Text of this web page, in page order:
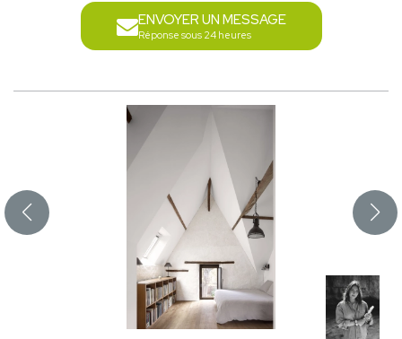
ENVOYER UN MESSAGE
Réponse sous 24 heures